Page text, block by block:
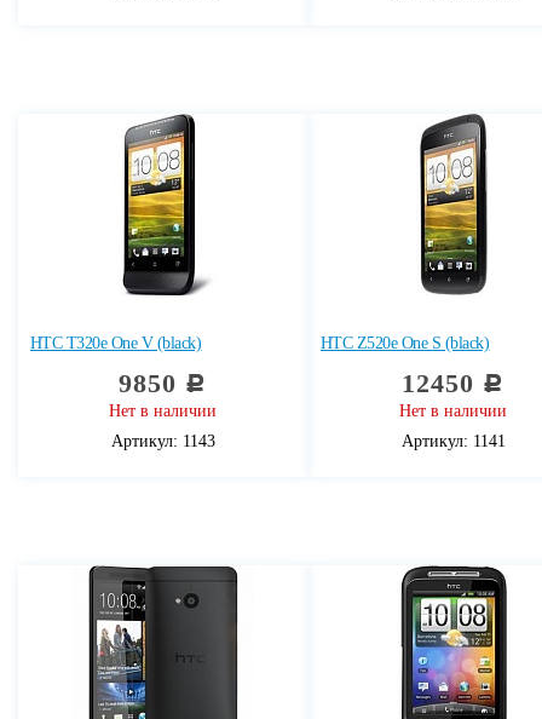
HTC T320e One V (black)
9850 c
Нет в наличии
Артикул: 1143
HTC Z520e One S (black)
12450 c
Нет в наличии
Артикул: 1141